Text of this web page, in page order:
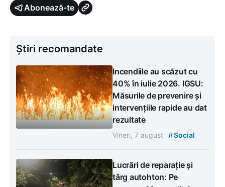
Abonează-te
Știri recomandate
Incendiile au scăzut cu
40% în iulie 2026. IGSU:
Măsurile de prevenire și
intervențiile rapide au dat
rezultate
Vineri, 7 august #Social
Lucrări de reparație și
târg autohton: Pe